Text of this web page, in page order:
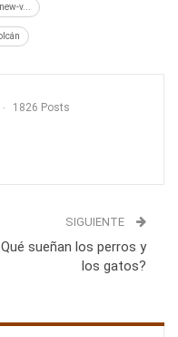
v...
1826 Posts
SIGUIENTE
sueñan los perros y
los gatos?